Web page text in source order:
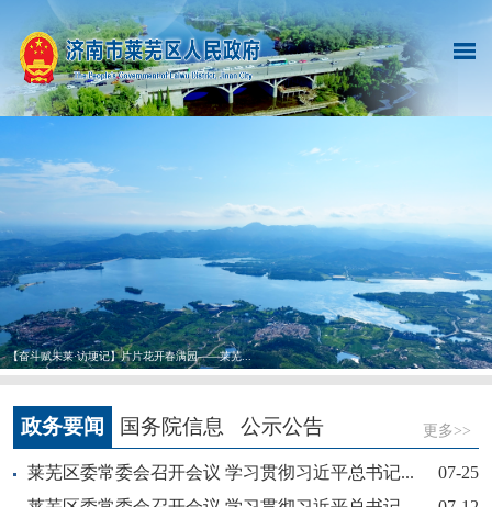
【奋斗赋未莱·访埂记】片片花开春满园——莱芜...
政务要闻 国务院信息 公示公告 更多>>
莱芜区委常委会召开会议 学习贯彻习近平总书记...
07-25